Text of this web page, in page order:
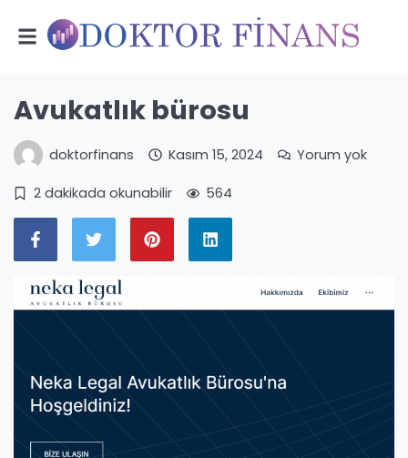
Avukatlık bürosu
doktorfinans Kasım 15, 2024 Yorum yok
2 dakikada okunabilir 564